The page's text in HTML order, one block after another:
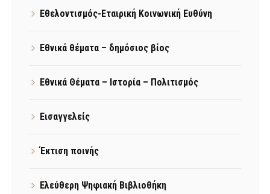
Εθελοντισμός-Εταιρική Κοινωνική Ευθύνη
Εθνικά θέματα – δημόσιος βίος
Εθνικά Θέματα – Ιστορία – Πολιτισμός
Εισαγγελείς
Έκτιση ποινής
Ελεύθερη Ψηφιακή Βιβλιοθήκη